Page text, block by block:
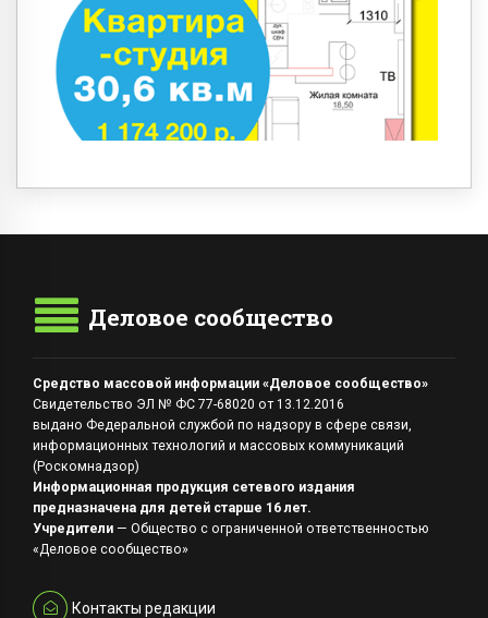
Деловое сообщество
Средство массовой информации «Деловое сообщество»
Свидетельство ЭЛ № ФС 77-68020 от 13.12.2016
выдано Федеральной службой по надзору в сфере связи,
информационных технологий и массовых коммуникаций
(Роскомнадзор)
Информационная продукция сетевого издания
предназначена для детей старше 16 лет.
Учредители — Общество с ограниченной ответственностью
«Деловое сообщество»
Контакты редакции